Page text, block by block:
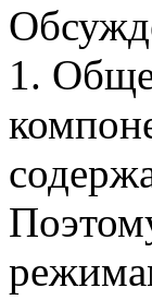
1.